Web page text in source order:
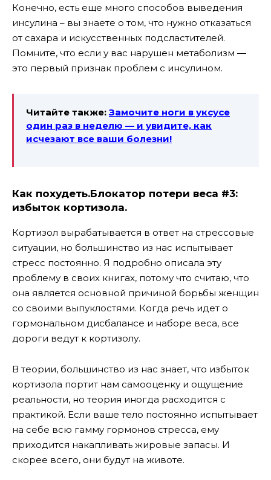
Конечно, есть еще много способов выведения
инсулина – вы знаете о том, что нужно отказаться
от сахара и искусственных подсластителей.
Помните, что если у вас нарушен метаболизм —
это первый признак проблем с инсулином.
Читайте также: Замочите ноги в уксусе
один раз в неделю — и увидите, как
исчезают все ваши болезни!
Как похудеть.Блокатор потери веса #3:
избыток кортизола.
Кортизол вырабатывается в ответ на стрессовые
ситуации, но большинство из нас испытывает
стресс постоянно. Я подробно описала эту
проблему в своих книгах, потому что считаю, что
она является основной причиной борьбы женщин
со своими выпуклостями. Когда речь идет о
гормональном дисбалансе и наборе веса, все
дороги ведут к кортизолу.
В теории, большинство из нас знает, что избыток
кортизола портит нам самооценку и ощущение
реальности, но теория иногда расходится с
практикой. Если ваше тело постоянно испытывает
на себе всю гамму гормонов стресса, ему
приходится накапливать жировые запасы. И
скорее всего, они будут на животе.